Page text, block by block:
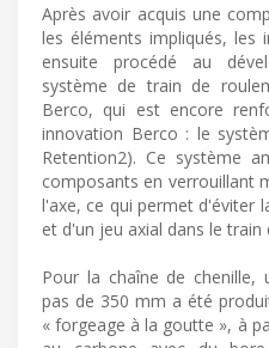
Après avoir acquis une
les éléments impliqués, les
ensuite procédé au
système de train de
Berco, qui est encore
innovation Berco : le
Retention2). Ce système
composants en verrouillant
l'axe, ce qui permet d'éviter
et d'un jeu axial dans le train
Pour la chaîne de chenille,
pas de 350 mm a été
« forgeage à la goutte », à